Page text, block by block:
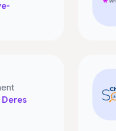
Deres